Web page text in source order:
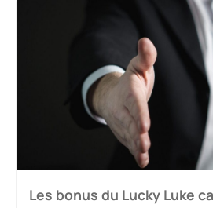
Les bonus du Lucky Luke